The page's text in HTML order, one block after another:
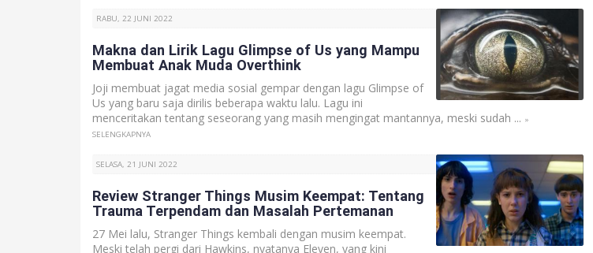
RABU, 22 JUNI 2022
Makna dan Lirik Lagu Glimpse of Us yang Mampu
Membuat Anak Muda Overthink
Joji membuat jagat media sosial gempar dengan lagu Glimpse of
Us yang baru saja dirilis beberapa waktu lalu. Lagu ini
menceritakan tentang seseorang yang masih mengingat mantannya, meski sudah ... »
SELENGKAPNYA
SELASA, 21 JUNI 2022
Review Stranger Things Musim Keempat: Tentang
Trauma Terpendam dan Masalah Pertemanan
27 Mei lalu, Stranger Things kembali dengan musim keempat.
Meski telah pergi dari Hawkins, nyatanya Eleven, yang kini